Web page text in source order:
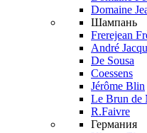
Domaine
Шампань
Frerejean
André
De Sousa
Coessens
Jérôme Blin
Le Brun de
R.Faivre
Германия